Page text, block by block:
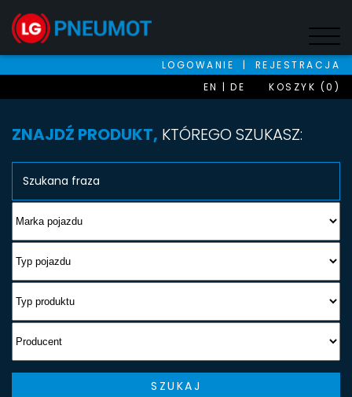
LOGOWANIE |
REJESTRACJA
EN
DE KOSZYK (0)
ZNAJDŹ PRODUKT, KTÓREGO SZUKASZ:
SZUKAJ